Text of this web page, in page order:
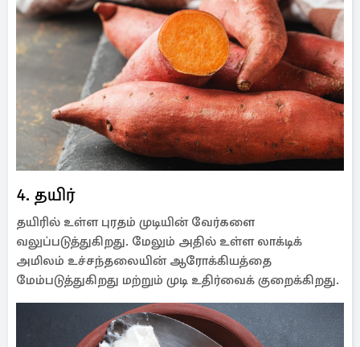
4. தயிர்
தயிரில் உள்ள புரதம் முடியின் வேர்களை
வலுப்படுத்துகிறது. மேலும் அதில் உள்ள லாக்டிக்
அமிலம் உச்சந்தலையின் ஆரோக்கியத்தை
மேம்படுத்துகிறது மற்றும் முடி உதிர்வைக் குறைக்கிறது.